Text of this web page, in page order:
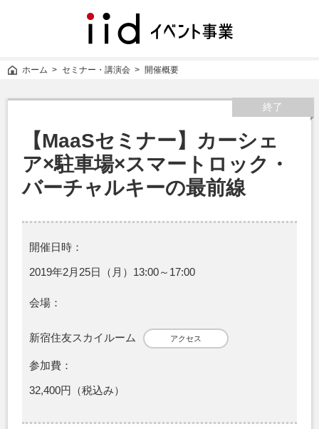
iid
ベ
ト
業
ホーム セミナー・講演会 開催概要
終了
【MaaSセミナー】カーシェ
ア×駐車場×スマートロック・
バーチャルキーの最前線
開催日時：
2019年2月25日（月）13:00～17:00
会場：
新宿住友スカイルーム アクセス
参加費：
32,400円（税込み）